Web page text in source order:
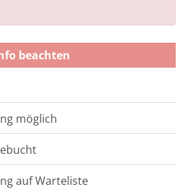
beachten
möglich
auf Warteliste